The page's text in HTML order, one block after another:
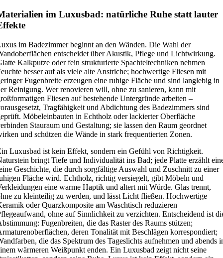
im Luxusbad: natürliche Ruhe statt lauter
im Badezimmer beginnt an den Wänden. Die Wahl der
entscheidet über Akustik, Pflege und Lichtwirkung.
Kalkputze oder fein strukturierte Spachteltechniken nehmen
besser auf als viele alte Anstriche; hochwertige Fliesen mit
Fugenbreite erzeugen eine ruhige Fläche und sind langlebig in
Reinigung. Wer renovieren will, ohne zu sanieren, kann mit
Fliesen auf bestehende Untergründe arbeiten –
Tragfähigkeit und Abdichtung des Badezimmers sind
Möbeleinbauten in Echtholz oder lackierter Oberfläche
Stauraum und Gestaltung; sie lassen den Raum geordnet
und schützen die Wände in stark frequentierten Zonen.
Luxusbad ist kein Effekt, sondern ein Gefühl von Richtigkeit.
bringt Tiefe und Individualität ins Bad; jede Platte erzählt
Geschichte, die durch sorgfältige Auswahl und Zuschnitt zu einer
Fläche wird. Echtholz, richtig versiegelt, gibt Möbeln und
eine warme Haptik und altert mit Würde. Glas trennt,
zu kleinteilig zu werden, und lässt Licht fließen. Hochwertige
oder Quarzkomposite am Waschtisch reduzieren
ohne auf Sinnlichkeit zu verzichten. Entscheidend ist
Fugenbreiten, die das Raster des Raums stützen;
deren Tonalität mit Beschlägen korrespondiert;
die das Spektrum des Tageslichts aufnehmen und abends
wärmeren Weißpunkt enden. Ein Luxusbad zeigt nicht seine